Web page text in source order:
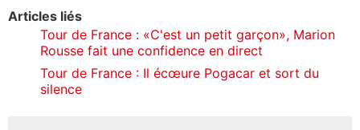
Articles liés
Tour de France : «C'est un petit garçon», Marion
Rousse fait une confidence en direct
Tour de France : Il écœure Pogacar et sort du
silence